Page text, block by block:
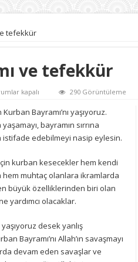
tefekkür
ve tefekkür
kapalı 290 Görüntüleme
Bayramı’nı yaşıyoruz.
bayramın sırrına
edebilmeyi nasip eylesin.
kurban kesecekler hem kendi
hem muhtaç olanlara ikramlarda
büyük özelliklerinden biri olan
yardımcı olacaklar.
desek yanlış
Bayramı’nı Allah’ın savaşmayı
devam eden savaşlar ve